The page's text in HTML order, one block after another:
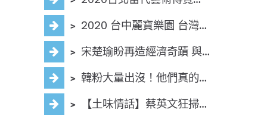
﹥ 2020 台中麗寶樂園 台灣新聞社 專訪
﹥ 宋楚瑜盼再造經濟奇蹟 與郭台銘共同提升科技產業
﹥ 韓粉大量出沒！他們真的知道自己支持韓國瑜的原因嗎？
﹥
【土味情話】蔡英文狂掃彰化 車掃手舉牌 當起撩王